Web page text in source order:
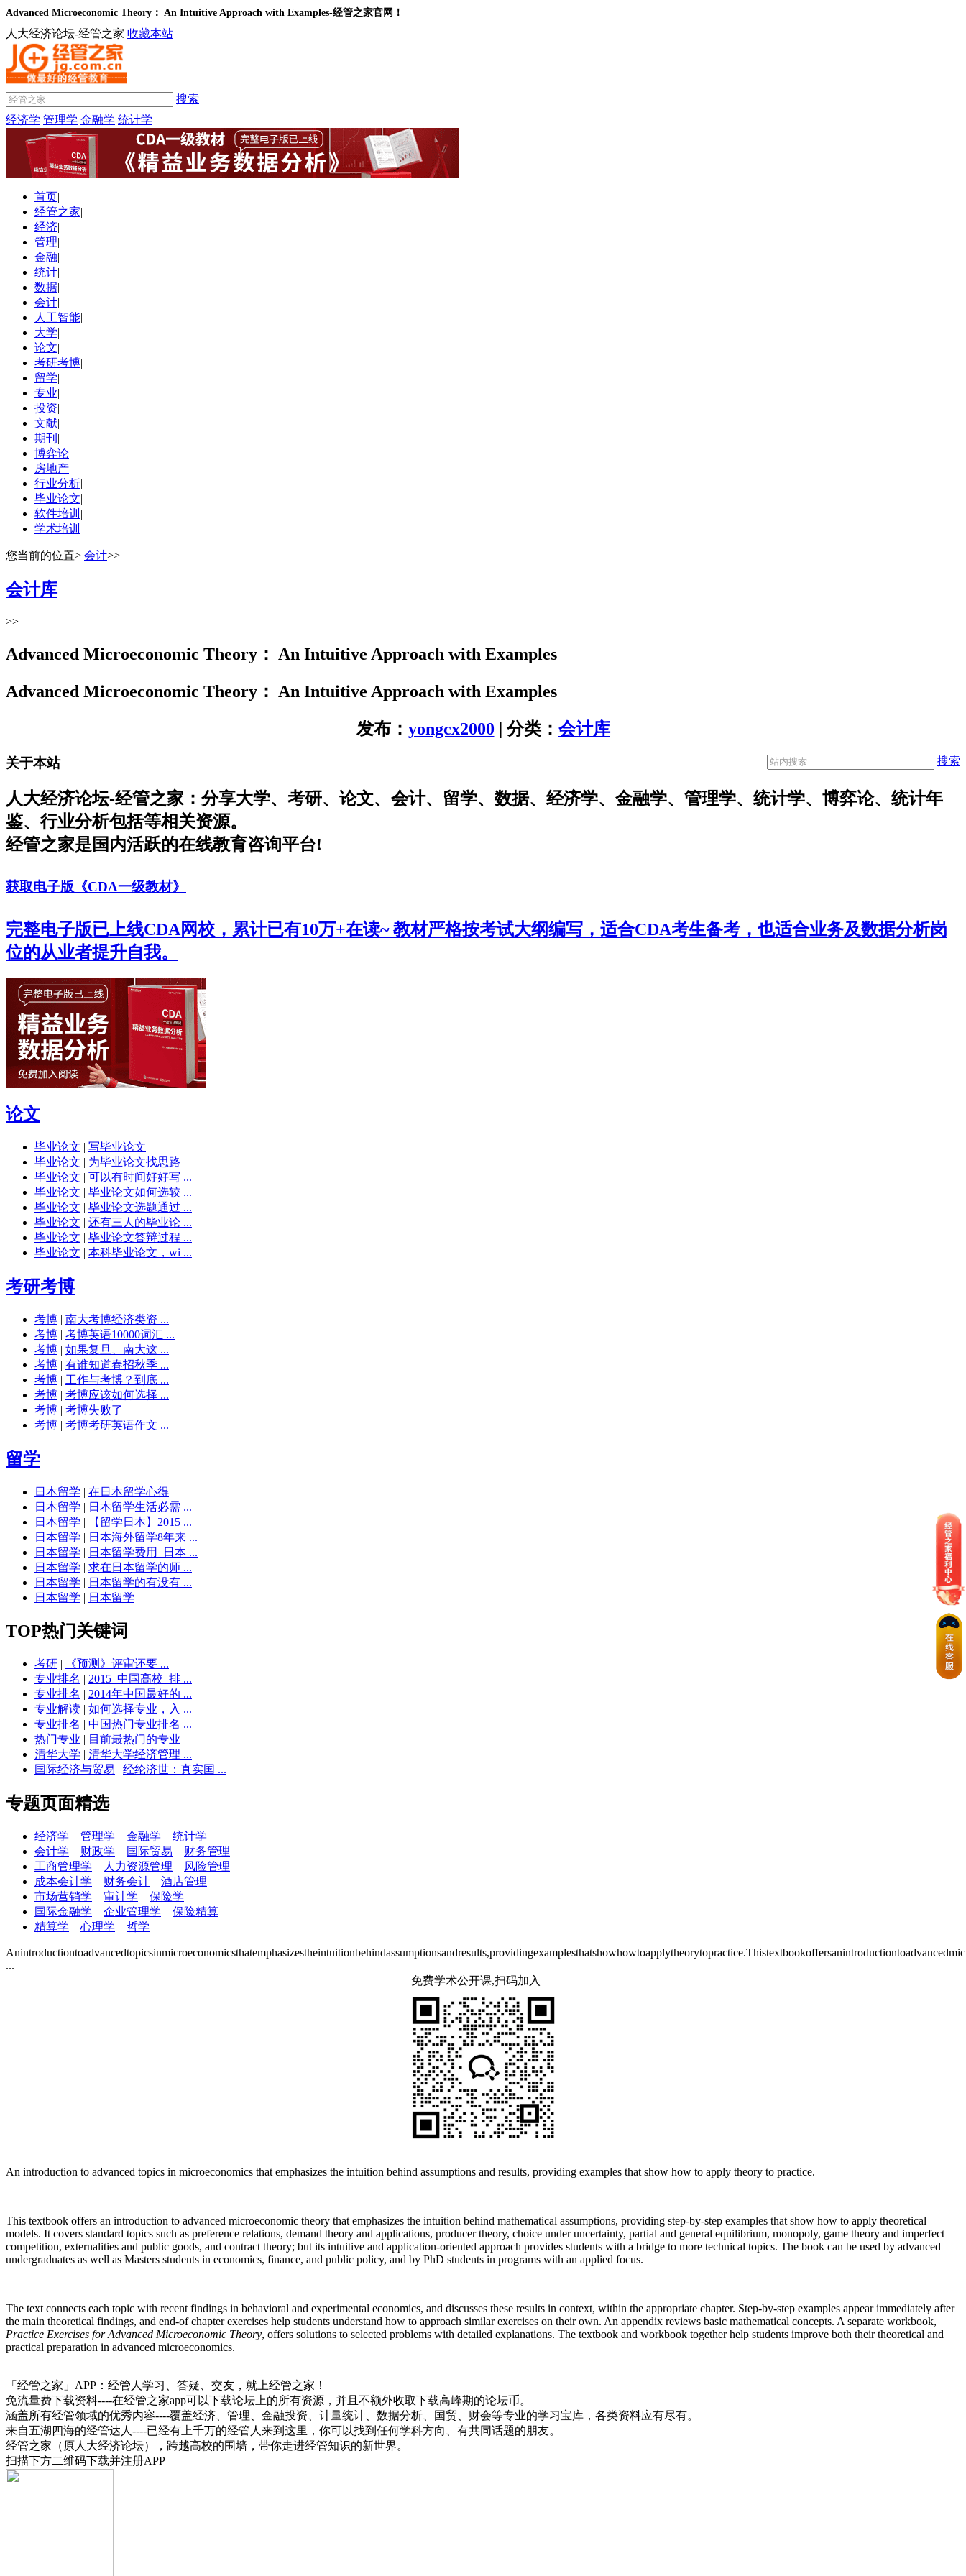
Advanced Microeconomic Theory： An Intuitive Approach with Examples-经管之家官网！
人大经济论坛-经管之家 收藏本站
搜索
经济学 管理学 金融学 统计学
首页|
经管之家|
经济|
管理|
金融|
统计|
数据|
会计|
人工智能|
大学|
论文|
考研考博|
留学|
专业|
投资|
文献|
期刊 |
博弈论|
房地产|
行业分析|
毕业论文|
软件培训 |
学术培训
您当前的位置> 会计>>
会计库
>>
Advanced Microeconomic Theory： An Intuitive Approach with Examples
Advanced Microeconomic Theory： An Intuitive Approach with Examples
发布： yongcx2000 | 分类： 会计库
搜索
关于本站
人大经济论坛-经管之家：分享大学、考研、论文、会计、留学、数据、经济学、金融学、管理学、统计学、博弈论、统计年
鉴、行业分析包括等相关资源。
经管之家是国内活跃的在线教育咨询平台!
获取电子版《CDA一级教材》
完整电子版已上线CDA网校，累计已有10万+在读~ 教材严格按考试大纲编写，适合CDA考生备考，也适合业务及数据分析岗
位的从业者提升自我。
论文
毕业论文 | 写毕业论文
毕业论文 | 为毕业论文找思路
毕业论文 | 可以有时间好好写 ...
毕业论文 | 毕业论文如何选较 ...
毕业论文 | 毕业论文选题通过 ...
毕业论文 | 还有三人的毕业论 ...
毕业论文 | 毕业论文答辩过程 ...
毕业论文 | 本科毕业论文，wi ...
考研考博
考博 | 南大考博经济类资 ...
考博 | 考博英语10000词汇 ...
考博 | 如果复旦、南大这 ...
考博 | 有谁知道春招秋季 ...
考博 | 工作与考博？到底 ...
考博 | 考博应该如何选择 ...
考博 | 考博失败了
考博 | 考博考研英语作文 ...
留学
日本留学 | 在日本留学心得
日本留学 | 日本留学生活必需 ...
日本留学 |
【留学日本】2015 ...
日本留学 | 日本海外留学8年来 ...
日本留学 | 日本留学费用_日本 ...
日本留学 | 求在日本留学的师 ...
日本留学 | 日本留学的有没有 ...
日本留学 | 日本留学
TOP热门关键词
考研 |
《预测》评审还要 ...
专业排名 | 2015_中国高校_排 ...
专业排名 | 2014年中国最好的 ...
专业解读 | 如何选择专业，入 ...
专业排名 | 中国热门专业排名 ...
热门专业 | 目前最热门的专业
清华大学 | 清华大学经济管理 ...
国际经济与贸易 | 经纶济世：真实国 ...
专题页面精选
经济学 管理学 金融学
统计学
会计学
财政学 国际贸易
财务管理
工商管理学
人力资源管理
风险管理
成本会计学
财务会计
酒店管理
市场营销学
审计学
保险学
国际金融学
企业管理学
保险精算
精算学
心理学 哲学
...
免费学术公开课,扫码加入
An introduction to advanced topics in microeconomics that emphasizes the intuition behind assumptions and results, providing examples that show how to apply theory to practice.
This textbook offers an introduction to advanced microeconomic theory that emphasizes the intuition behind mathematical assumptions, providing step-by-step examples that show how to apply theoretical
models. It covers standard topics such as preference relations, demand theory and applications, producer theory, choice under uncertainty, partial and general equilibrium, monopoly, game theory and imperfect
competition, externalities and public goods, and contract theory; but its intuitive and application-oriented approach provides students with a bridge to more technical topics. The book can be used by advanced
undergraduates as well as Masters students in economics, finance, and public policy, and by PhD students in programs with an applied focus.
The text connects each topic with recent findings in behavioral and experimental economics, and discusses these results in context, within the appropriate chapter. Step-by-step examples appear immediately after
the main theoretical findings, and end-of chapter exercises help students understand how to approach similar exercises on their own. An appendix reviews basic mathematical concepts. A separate workbook,
Practice Exercises for Advanced Microeconomic Theory, offers solutions to selected problems with detailed explanations. The textbook and workbook together help students improve both their theoretical and
practical preparation in advanced microeconomics.
「经管之家」APP：经管人学习、答疑、交友，就上经管之家！
免流量费下载资料----在经管之家app可以下载论坛上的所有资源，并且不额外收取下载高峰期的论坛币。
涵盖所有经管领域的优秀内容----覆盖经济、管理、金融投资、计量统计、数据分析、国贸、财会等专业的学习宝库，各类资料应有尽有。
来自五湖四海的经管达人----已经有上千万的经管人来到这里，你可以找到任何学科方向、有共同话题的朋友。
经管之家（原人大经济论坛），跨越高校的围墙，带你走进经管知识的新世界。
扫描下方二维码下载并注册APP